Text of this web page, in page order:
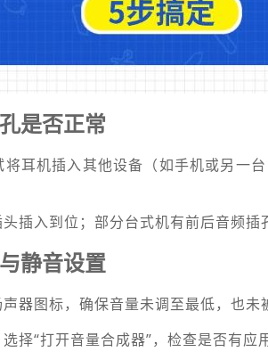
是否正常
耳机插入其他设备（如手机或另一
插入到位；部分台式机有前后音频插
静音设置
器图标，确保音量未调至最低，也未
择“打开音量合成器”，检查是否有应